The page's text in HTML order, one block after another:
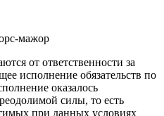
мажор
от ответственности за
исполнение обязательств по
оказалось
силы, то есть
при данных условиях